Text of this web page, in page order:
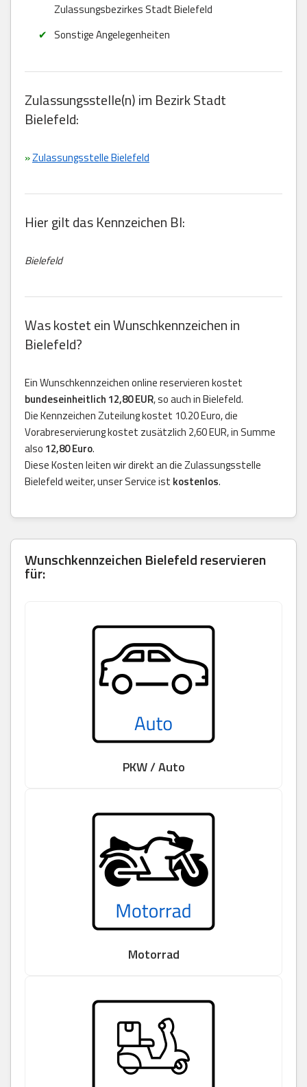
Zulassungsbezirkes Stadt Bielefeld
Sonstige Angelegenheiten
Zulassungsstelle(n) im Bezirk Stadt
Bielefeld:
»Zulassungsstelle Bielefeld
Hier gilt das Kennzeichen BI:
Bielefeld
Was kostet ein Wunschkennzeichen in
Bielefeld?
Ein Wunschkennzeichen online reservieren kostet
bundeseinheitlich 12,80 EUR, so auch in Bielefeld.
Die Kennzeichen Zuteilung kostet 10.20 Euro, die
Vorabreservierung kostet zusätzlich 2,60 EUR, in Summe
also 12,80 Euro.
Diese Kosten leiten wir direkt an die Zulassungsstelle
Bielefeld weiter, unser Service ist kostenlos.
Wunschkennzeichen Bielefeld reservieren
für:
PKW / Auto
Motorrad